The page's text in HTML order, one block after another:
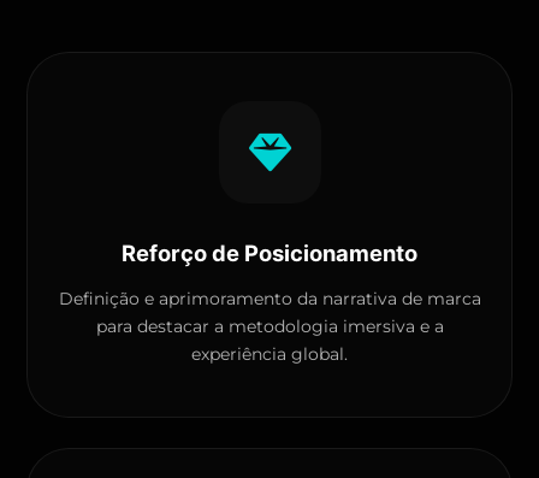
Reforço de Posicionamento
Definição e aprimoramento da narrativa de marca
para destacar a metodologia imersiva e a
experiência global.